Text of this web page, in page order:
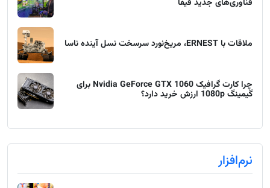
فناوری‌های جدید فیفا
ملاقات با ERNEST، مریخ‌نورد سرسخت نسل آینده ناسا
چرا کارت گرافیک Nvidia GeForce GTX 1060 برای
گیمینگ 1080p ارزش خرید دارد؟
نرم‌افزار